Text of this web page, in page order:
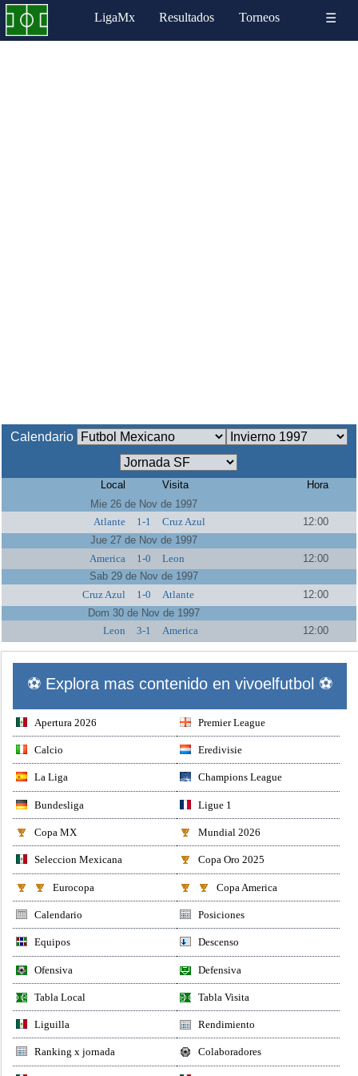
LigaMx Resultados Torneos ☰
Calendario
Local Visita
Hora
Mie 26 de Nov de 1997
Atlante
1-1 Cruz Azul
12:00
Jue 27 de Nov de 1997
America
1-0 Leon
12:00
Sab 29 de Nov de 1997
Cruz Azul
1-0 Atlante
12:00
Dom 30 de Nov de 1997
Leon
3-1 America 12:00
⚽ Explora mas contenido en vivoelfutbol ⚽
Apertura 2026 Premier League
Calcio Eredivisie
La Liga Champions League
Bundesliga Ligue 1
Copa MX Mundial 2026
Seleccion Mexicana Copa Oro 2025
Eurocopa Copa America
Calendario Posiciones
Equipos Descenso
Ofensiva Defensiva
Tabla Local Tabla Visita
Liguilla Rendimiento
Ranking x jornada Colaboradores